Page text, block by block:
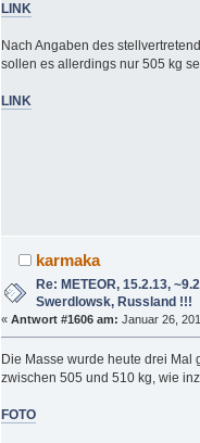
LINK
Nach Angaben des
sollen es allerdings nur 505 kg
LINK
karmaka
Re: METEOR, 15.2.13,
Swerdlowsk, Russland !!!
« Antwort #1606 am: Januar 26,
Die Masse wurde heute drei
zwischen 505 und 510 kg, wie
FOTO